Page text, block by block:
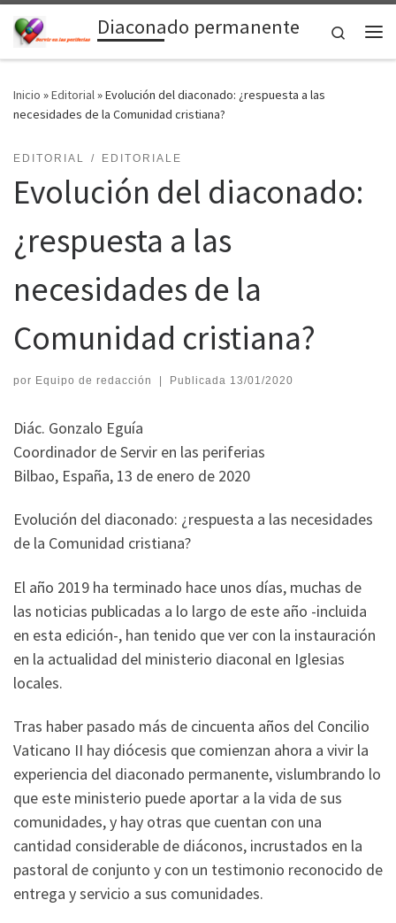
Saltar al contenidoDiaconado permanente
Search
Inicio »Editorial»Evolución del diaconado: ¿respuesta a las
necesidades de la Comunidad cristiana?
EDITORIAL EDITORIALE
Evolución del diaconado:
¿respuesta a las
necesidades de la
Comunidad cristiana?
por Equipo de redacción | Publicada 13/01/2020
Diác. Gonzalo Eguía
Coordinador de Servir en las periferias
Bilbao, España, 13 de enero de 2020
Evolución del diaconado: ¿respuesta a las necesidades
de la Comunidad cristiana?
El año 2019 ha terminado hace unos días, muchas de
las noticias publicadas a lo largo de este año -incluida
en esta edición-, han tenido que ver con la instauración
en la actualidad del ministerio diaconal en Iglesias
locales.
Tras haber pasado más de cincuenta años del Concilio
Vaticano II hay diócesis que comienzan ahora a vivir la
experiencia del diaconado permanente, vislumbrando lo
que este ministerio puede aportar a la vida de sus
comunidades, y hay otras que cuentan con una
cantidad considerable de diáconos, incrustados en la
pastoral de conjunto y con un testimonio reconocido de
entrega y servicio a sus comunidades.